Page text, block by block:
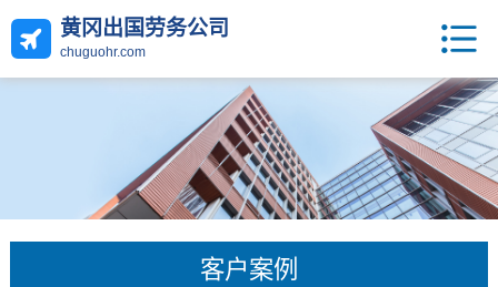
黄冈出国劳务公司
chuguohr.com
客户案例